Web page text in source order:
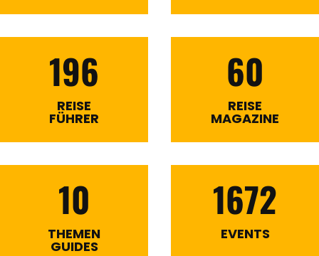
196
REISE
FÜHRER
60
REISE
MAGAZINE
10
THEMEN
GUIDES
1672
EVENTS